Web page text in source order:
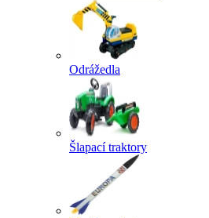
Odrážedla
Šlapací traktory